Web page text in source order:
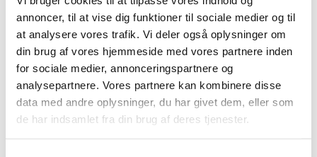
annoncer, til at vise dig funktioner til sociale medier og til
at analysere vores trafik. Vi deler også oplysninger om
din brug af vores hjemmeside med vores partnere inden
for sociale medier, annonceringspartnere og
analysepartnere. Vores partnere kan kombinere disse
data med andre oplysninger, du har givet dem, eller som
de har indsamlet fra din brug af deres tjenester.
har gode samarbejdsevner og arbejder selvstændigt,
initiativrigt og udadvendt
møder alle mennesker med nærvær, respekt og
anerkendelse.
Vi lægger desunden vægt på, at du
er uddannet kirkemusiker og organist og behersker